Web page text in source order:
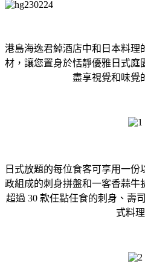
港島海逸君綽酒店中和日本料理
材，讓您置身於恬靜優雅日式庭
盡享視覺和味覺
日式放題的每位食客可享用一
政組成的刺身拼盤和一客香蒜牛
超過 30 款任點任食的刺身、壽
式料理